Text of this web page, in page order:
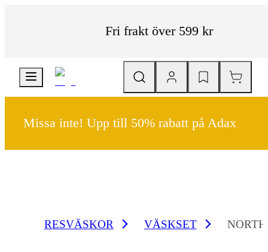
Fri frakt över 599 kr
Missa inte! Upp till 50% rabatt på Adax
RESVÄSKOR VÄSKSET